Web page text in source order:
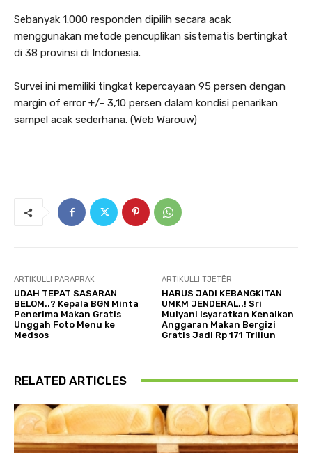
Sebanyak 1.000 responden dipilih secara acak
menggunakan metode pencuplikan sistematis bertingkat
di 38 provinsi di Indonesia.
Survei ini memiliki tingkat kepercayaan 95 persen dengan
margin of error +/- 3,10 persen dalam kondisi penarikan
sampel acak sederhana. (Web Warouw)
ARTIKULLI PARAPRAK
UDAH TEPAT SASARAN
BELOM..? Kepala BGN Minta
Penerima Makan Gratis
Unggah Foto Menu ke
Medsos
ARTIKULLI TJETËR
HARUS JADI KEBANGKITAN
UMKM JENDERAL..! Sri
Mulyani Isyaratkan Kenaikan
Anggaran Makan Bergizi
Gratis Jadi Rp 171 Triliun
RELATED ARTICLES